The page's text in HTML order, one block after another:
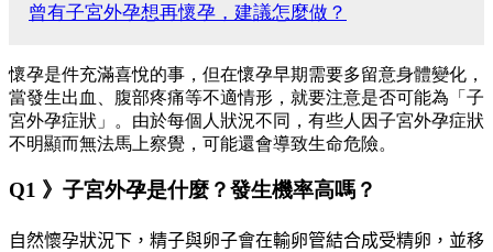
曾有子宮外孕想再懷孕，建議怎麼做？
懷孕是件充滿喜悅的事，但在懷孕早期需要多留意身體變化，
當發生出血、腹部疼痛等不適情形，就要注意是否可能為「子
宮外孕症狀」。由於每個人狀況不同，有些人因子宮外孕症狀
不明顯而無法馬上察覺，可能還會導致生命危險。
Q1 》子宮外孕是什麼？發生機率高嗎？
自然懷孕狀況下，精子與卵子會在輸卵管結合成受精卵，並移